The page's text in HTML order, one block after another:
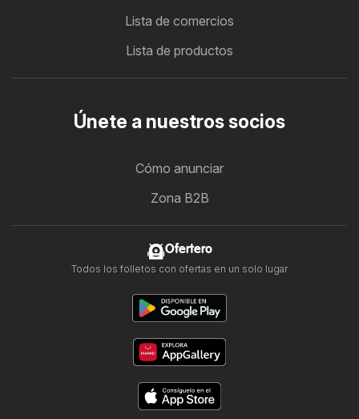
Lista de comercios
Lista de productos
Únete a nuestros socios
Cómo anunciar
Zona B2B
Ofertero
Todos los folletos con ofertas en un solo lugar